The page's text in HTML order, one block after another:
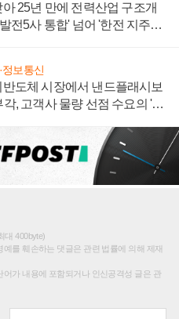
25년 만에 전력산업 구조개
전5사 통합' 넘어 '한전 지주사'
정보통신
도체 시장에서 낸드플래시보
각, 고객사 물량 선점 수요의 '우
대 400byte)
를 훼손하는 댓글은 관련 법률에 의해 제재
가 내용에 포함되거나 인신공격성 글은 관